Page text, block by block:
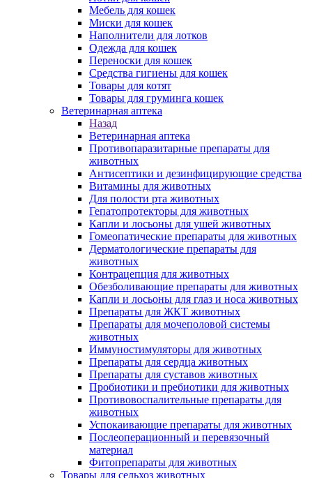
Мебель для кошек
Миски для кошек
Наполнители для лотков
Одежда для кошек
Переноски для кошек
Средства гигиены для кошек
Товары для котят
Товары для груминга кошек
Ветеринарная аптека
Назад
Ветеринарная аптека
Противопаразитарные препараты для
животных
Антисептики и дезинфицирующие средства
Витамины для животных
Для полости рта животных
Гепатопротекторы для животных
Капли и лосьоны для ушей животных
Гомеопатические препараты для животных
Дерматологические препараты для
животных
Контрацепция для животных
Обезболивающие препараты для животных
Капли и лосьоны для глаз и носа животных
Препараты для ЖКТ животных
Препараты для мочеполовой системы
животных
Иммуностимуляторы для животных
Препараты для сердца животных
Препараты для суставов животных
Пробиотики и пребиотики для животных
Противовоспалительные препараты для
животных
Успокаивающие препараты для животных
Послеоперационный и перевязочный
материал
Фитопрепараты для животных
Товары для сельхоз животных